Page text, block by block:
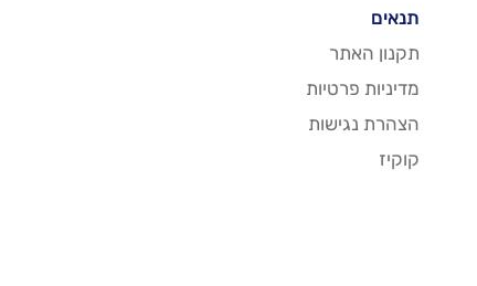
תנאים
תקנון האתר
מדיניות פרטיות
הצהרת נגישות
קוקיז